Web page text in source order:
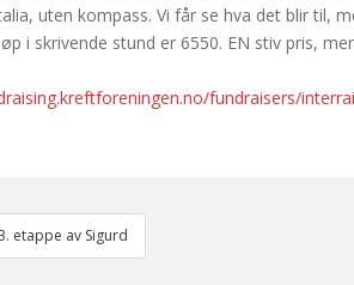
uten kompass. Vi får se hva det blir til,
i skrivende stund er 6550. EN stiv pris,
fundraisers/
etappe av Sigurd